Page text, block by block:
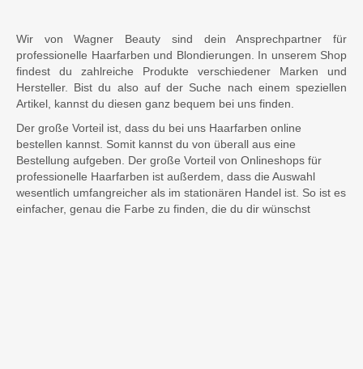
Wir von Wagner Beauty sind dein Ansprechpartner für
professionelle Haarfarben und Blondierungen. In unserem Shop
findest du zahlreiche Produkte verschiedener Marken und
Hersteller. Bist du also auf der Suche nach einem speziellen
Artikel, kannst du diesen ganz bequem bei uns finden.
Der große Vorteil ist, dass du bei uns Haarfarben online
bestellen kannst. Somit kannst du von überall aus eine
Bestellung aufgeben. Der große Vorteil von Onlineshops für
professionelle Haarfarben ist außerdem, dass die Auswahl
wesentlich umfangreicher als im stationären Handel ist. So ist es
einfacher, genau die Farbe zu finden, die du dir wünschst